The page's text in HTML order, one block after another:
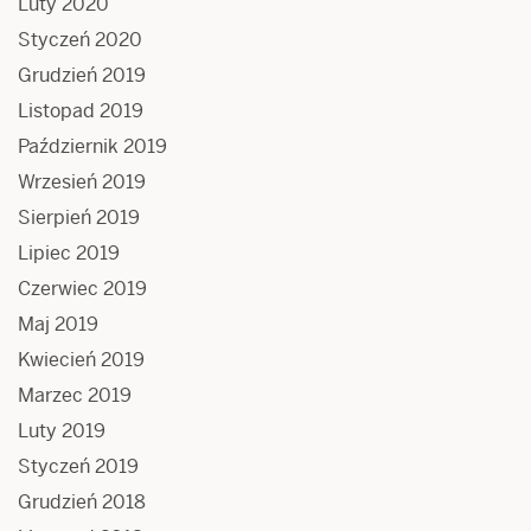
Styczeń 2020
Grudzień 2019
Listopad 2019
Październik 2019
Wrzesień 2019
Sierpień 2019
Lipiec 2019
Czerwiec 2019
Maj 2019
Kwiecień 2019
Marzec 2019
Luty 2019
Styczeń 2019
Grudzień 2018